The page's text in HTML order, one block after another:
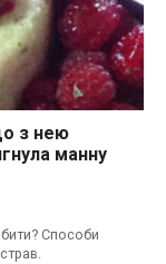
Практичний побут.
з нею
манну
Способи